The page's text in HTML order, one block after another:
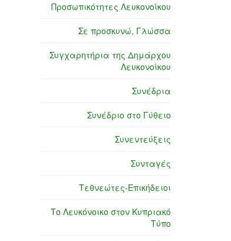
Προσωπικότητες Λευκονοίκου
Σε προσκυνώ, Γλώσσα
Συγχαρητήρια της Δημάρχου
Λευκονοίκου
Συνέδρια
Συνέδριο στο Γύθειο
Συνεντεύξεις
Συνταγές
Τεθνεώτες-Επικήδειοι
Το Λευκόνοικο στον Κυπριακό
Τύπο